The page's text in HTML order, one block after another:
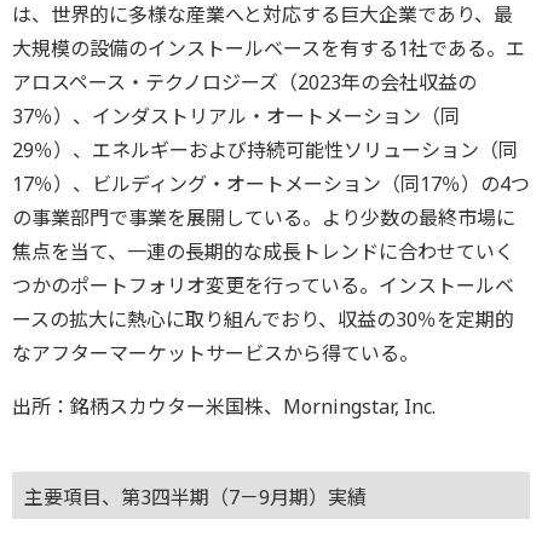
は、世界的に多様な産業へと対応する巨大企業であり、最
大規模の設備のインストールベースを有する1社である。エ
アロスペース・テクノロジーズ（2023年の会社収益の
37％）、インダストリアル・オートメーション（同
29％）、エネルギーおよび持続可能性ソリューション（同
17％）、ビルディング・オートメーション（同17％）の4つ
の事業部門で事業を展開している。より少数の最終市場に
焦点を当て、一連の長期的な成長トレンドに合わせていく
つかのポートフォリオ変更を行っている。インストールベ
ースの拡大に熱心に取り組んでおり、収益の30％を定期的
なアフターマーケットサービスから得ている。
出所：銘柄スカウター米国株、Morningstar, Inc.
主要項目、第3四半期（7－9月期）実績